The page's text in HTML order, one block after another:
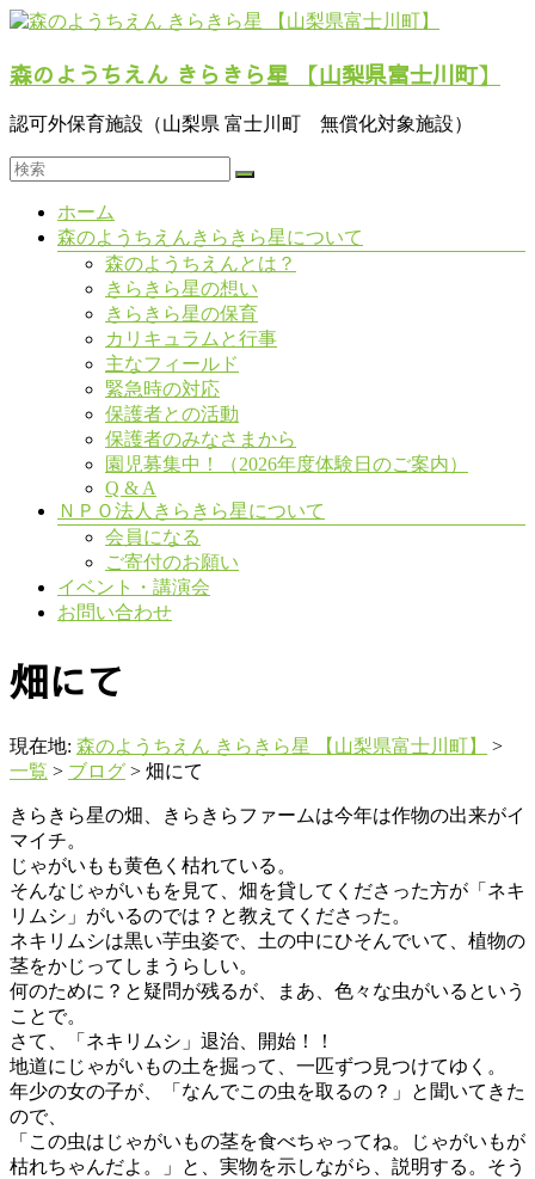
コ
テ
ツ
ス
森のようちえん きらきら星 【山梨県富士川町】
認可外保育施設（山梨県 富士川町 無償化対象施設）
ホーム
森のようちえんきらきら星について
森のようちえんとは？
きらきら星の想い
きらきら星の保育
カリキュラムと行事
主なフィールド
緊急時の対応
保護者との活動
保護者のみなさまから
園児募集中！（2026年度体験日のご案内）
Q & A
ＮＰＯ法人きらきら星について
会員になる
ご寄付のお願い
イベント・講演会
お問い合わせ
畑にて
現在地: 森のようちえん きらきら星 【山梨県富士川町】
>
一覧 > ブログ > 畑にて
きらきら星の畑、きらきらファームは今年は作物の出来がイ
マイチ。
じゃがいもも黄色く枯れている。
そんなじゃがいもを見て、畑を貸してくださった方が「ネキ
リムシ」がいるのでは？と教えてくださった。
ネキリムシは黒い芋虫姿で、土の中にひそんでいて、植物の
茎をかじってしまうらしい。
何のために？と疑問が残るが、まあ、色々な虫がいるという
ことで。
さて、「ネキリムシ」退治、開始！！
地道にじゃがいもの土を掘って、一匹ずつ見つけてゆく。
年少の女の子が、「なんでこの虫を取るの？」と聞いてきた
ので、
「この虫はじゃがいもの茎を食べちゃってね。じゃがいもが
枯れちゃんだよ。」と、実物を示しながら、説明する。そう